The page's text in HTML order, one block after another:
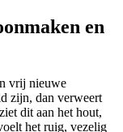
en
vrij nieuwe
zijn, dan verweert
dit aan het hout,
het ruig, vezelig